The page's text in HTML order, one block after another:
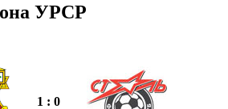
УРСР
1 : 0